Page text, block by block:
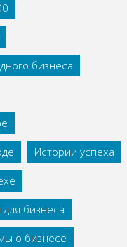
бизнеса
Истории успеха
бизнеса
о бизнесе